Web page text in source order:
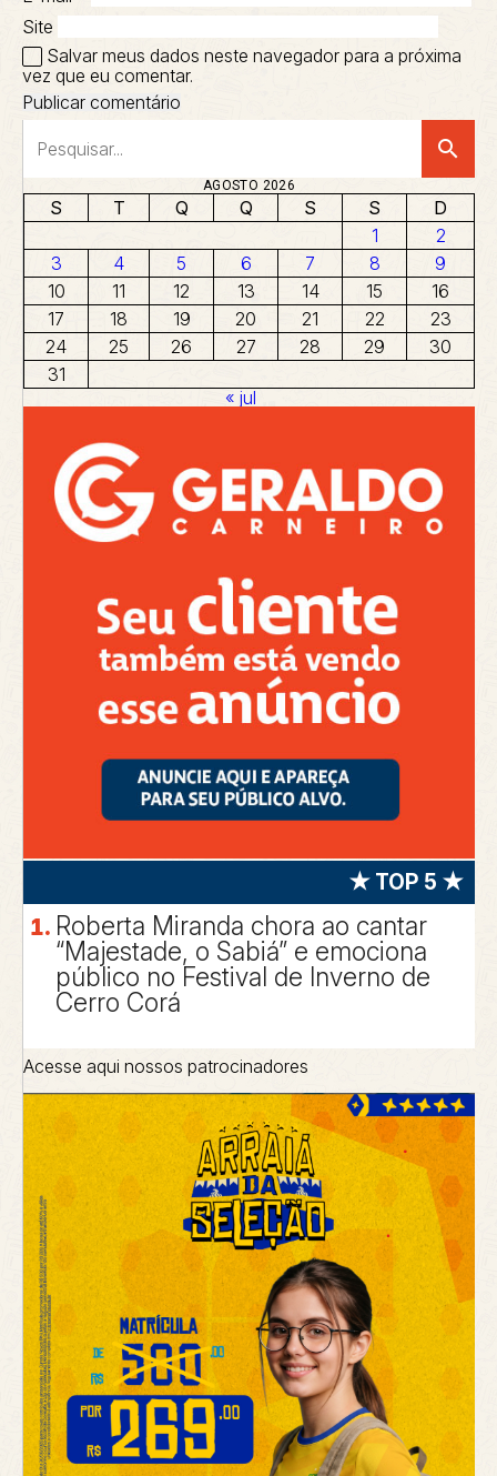
Site
Salvar meus dados neste navegador para a próxima
vez que eu comentar.
search
AGOSTO 2026
S T Q Q S S
D
1
2
3
4 5 6 7 8
9
10
11 12 13 14 15
16
17
18 19 20 21 22
23
24
25 26 27 28 29
30
31
« jul
★ TOP 5 ★
Roberta Miranda chora ao cantar
“Majestade, o Sabiá” e emociona
público no Festival de Inverno de
Cerro Corá
Acesse aqui nossos patrocinadores